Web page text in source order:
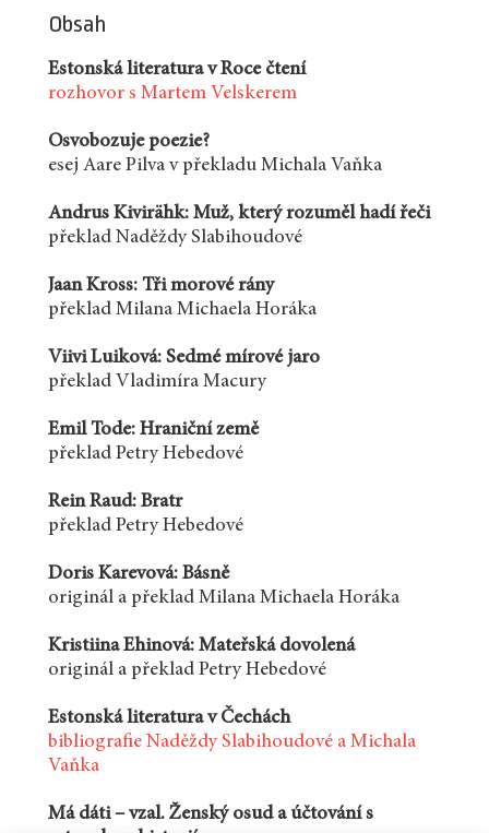
Obsah
Estonská literatura v Roce čtení
rozhovor s Martem Velskerem
Osvobozuje poezie?
esej Aare Pilva v překladu Michala Vaňka
Andrus Kivirähk: Muž, který rozuměl hadí řeči
překlad Naděždy Slabihoudové
Jaan Kross: Tři morové rány
překlad Milana Michaela Horáka
Viivi Luiková: Sedmé mírové jaro
překlad Vladimíra Macury
Emil Tode: Hraniční země
překlad Petry Hebedové
Rein Raud: Bratr
překlad Petry Hebedové
Doris Karevová: Básně
originál a překlad Milana Michaela Horáka
Kristiina Ehinová: Mateřská dovolená
originál a překlad Petry Hebedové
Estonská literatura v Čechách
bibliografie Naděždy Slabihoudové a Michala
Vaňka
Má dáti – vzal. Ženský osud a účtování s